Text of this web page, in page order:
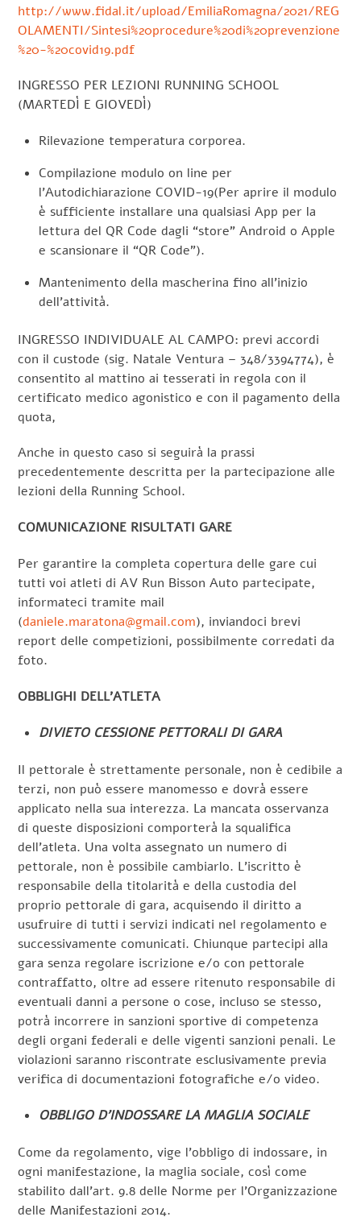
http://www.fidal.it/upload/EmiliaRomagna/2021/REG
OLAMENTI/Sintesi%20procedure%20di%20prevenzione
%20-%20covid19.pdf
INGRESSO PER LEZIONI RUNNING SCHOOL
(MARTEDÌ E GIOVEDÌ)
Rilevazione temperatura corporea.
Compilazione modulo on line per
l’Autodichiarazione COVID-19(Per aprire il modulo
è sufficiente installare una qualsiasi App per la
lettura del QR Code dagli “store” Android o Apple
e scansionare il “QR Code”).
Mantenimento della mascherina fino all’inizio
dell’attività.
INGRESSO INDIVIDUALE AL CAMPO: previ accordi
con il custode (sig. Natale Ventura – 348/3394774), è
consentito al mattino ai tesserati in regola con il
certificato medico agonistico e con il pagamento della
quota,
Anche in questo caso si seguirà la prassi
precedentemente descritta per la partecipazione alle
lezioni della Running School.
COMUNICAZIONE RISULTATI GARE
Per garantire la completa copertura delle gare cui
tutti voi atleti di AV Run Bisson Auto partecipate,
informateci tramite mail
(daniele.maratona@gmail.com), inviandoci brevi
report delle competizioni, possibilmente corredati da
foto.
OBBLIGHI DELL’ATLETA
DIVIETO CESSIONE PETTORALI DI GARA
Il pettorale è strettamente personale, non è cedibile a
terzi, non può essere manomesso e dovrà essere
applicato nella sua interezza. La mancata osservanza
di queste disposizioni comporterà la squalifica
dell’atleta. Una volta assegnato un numero di
pettorale, non è possibile cambiarlo. L’iscritto è
responsabile della titolarità e della custodia del
proprio pettorale di gara, acquisendo il diritto a
usufruire di tutti i servizi indicati nel regolamento e
successivamente comunicati. Chiunque partecipi alla
gara senza regolare iscrizione e/o con pettorale
contraffatto, oltre ad essere ritenuto responsabile di
eventuali danni a persone o cose, incluso se stesso,
potrà incorrere in sanzioni sportive di competenza
degli organi federali e delle vigenti sanzioni penali. Le
violazioni saranno riscontrate esclusivamente previa
verifica di documentazioni fotografiche e/o video.
OBBLIGO D’INDOSSARE LA MAGLIA SOCIALE
Come da regolamento, vige l’obbligo di indossare, in
ogni manifestazione, la maglia sociale, così come
stabilito dall’art. 9.8 delle Norme per l’Organizzazione
delle Manifestazioni 2014.